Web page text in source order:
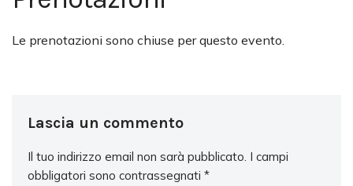
Le prenotazioni sono chiuse per questo evento.
Lascia un commento
Il tuo indirizzo email non sarà pubblicato. I campi
obbligatori sono contrassegnati *